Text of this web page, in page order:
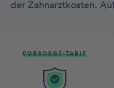
der Zahnarztkosten.
VORSORGE-TARIF